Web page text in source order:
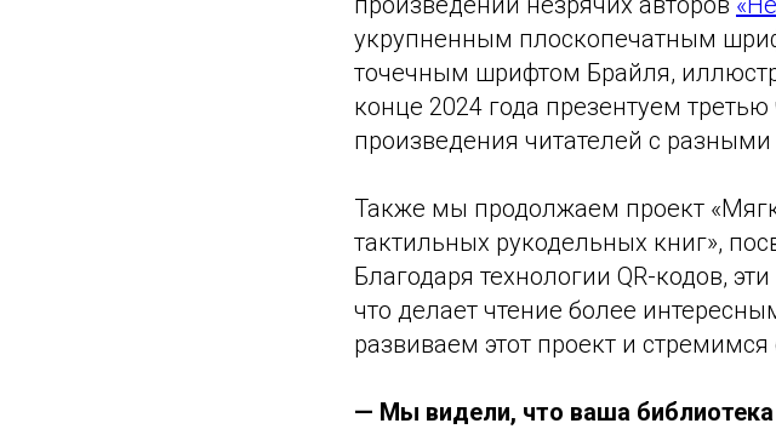
укрупненным плоскопечатным
точечным шрифтом Брайля,
конце 2024 года презентуем
произведения читателей с
Также мы продолжаем проект
тактильных рукодельных книг»,
Благодаря технологии QR-кодов,
что делает чтение более
развиваем этот проект и
— Мы видели, что ваша библиотека